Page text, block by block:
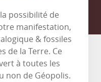
possibilité de
manifestation,
& fossiles
de la Terre. Ce
à toutes les
non de Géopolis.